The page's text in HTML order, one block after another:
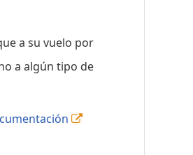
a su vuelo por
a algún tipo de